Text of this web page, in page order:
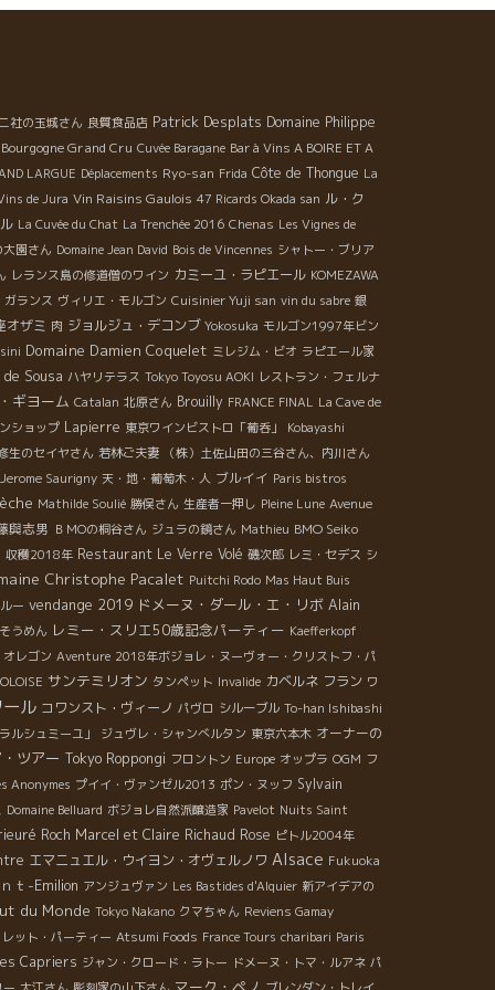
社の玉城さん 良質食品店 Patrick Desplats Domaine Philippe
Bourgogne Grand Cru Cuvée Baragane Bar à Vins A BOIRE ET A
LARGUE Déplacements Ryo-san Frida Côte de Thongue La
de Jura Vin Raisins Gaulois 47 Ricards Okada san ル・ク
La Cuvée du Chat La Trenchée 2016 Chenas Les Vignes de
園さん Domaine Jean David Bois de Vincennes シャトー・ブリア
レランス島の修道僧のワイン カミーユ・ラピエール KOMEZAWA
ガランス ヴィリエ・モルゴン Cuisinier Yuji san vin du sabre 銀
オザミ 肉 ジョルジュ・デコンブ Yokosuka モルゴン1997年ビン
Domaine Damien Coquelet ミレジム・ビオ ラピエール家
Sousa ハヤリテラス Tokyo Toyosu AOKI レストラン・フェルナ
ギヨーム Catalan 北原さん Brouilly FRANCE FINAL La Cave de
ショップ Lapierre 東京ワインビストロ「葡呑」
Kobayashi
生のセイヤさん 若林ご夫妻
（株）土佐山田の三谷さん、内川さん
Saurigny 天・地・葡萄木・人 ブルイイ Paris bistros
Mathilde Soulié 勝俣さん 生産者一押し Pleine Lune Avenue
與志男 ＢＭОの桐谷さん ジュラの鏡さん Mathieu BMO Seiko
収穫2018年 Restaurant Le Verre Volé 磯次郎 レミ・セデス シ
Christophe Pacalet Puitchi Rodo Mas Haut Buis
ー vendange 2019 ドメーヌ・ダール・エ・リボ Alain
うめん レミー・スリエ50歳記念パーティー Kaefferkopf
レゴン Aventure 2018年ボジョレ・ヌーヴォー・クリストフ・パ
サンテミリオン タンペット Invalide カベルネ フラン ワ
ル コワンスト・ヴィーノ パヴロ シルーブル To-han Ishibashi
ルシュミーユ」 ジュヴレ・シャンべルタン 東京六本木 オーナーの
ツアー Tokyo Roppongi フロントン Europe オップラ OGM フ
Anonymes プイイ・ヴァンゼル2013 ポン・ヌッフ Sylvain
Domaine Belluard ボジョレ自然派醸造家 Pavelot Nuits Saint
Roch Marcel et Claire Richaud Rose ピトル2004年
エマニュエル・ウイヨン・オヴェルノワ Alsace Fukuoka
ｔ-Emilion アンジュヴァン Les Bastides d'Alquier 新アイデアの
du Monde Tokyo Nakano クマちゃん Reviens Gamay
ット・パーティー Atsumi Foods France Tours charibari Paris
Capriers ジャン・クロード・ラトー ドメーヌ・トマ・ルアネ パ